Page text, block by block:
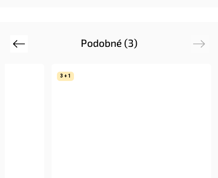
Podobné (3)
Previous
3 + 1
Next